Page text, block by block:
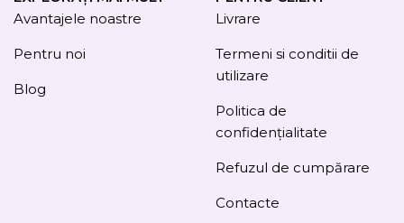
Avantajele noastre
Pentru noi
Blog
Livrare
Termeni si conditii de
utilizare
Politica de
confidențialitate
Refuzul de cumpărare
Contacte